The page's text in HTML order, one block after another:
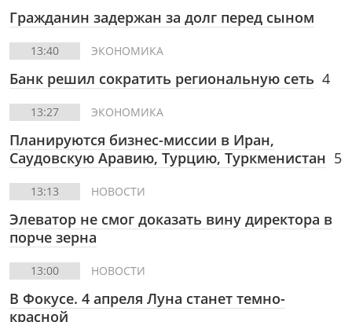
Гражданин задержан за долг перед сыном
13:40 ЭКОНОМИКА
Банк решил сократить региональную сеть 4
13:27 ЭКОНОМИКА
Планируются бизнес-миссии в Иран,
Саудовскую Аравию, Турцию, Туркменистан 5
13:13 НОВОСТИ
Элеватор не смог доказать вину директора в
порче зерна
13:00 НОВОСТИ
В Фокусе. 4 апреля Луна станет темно-
красной